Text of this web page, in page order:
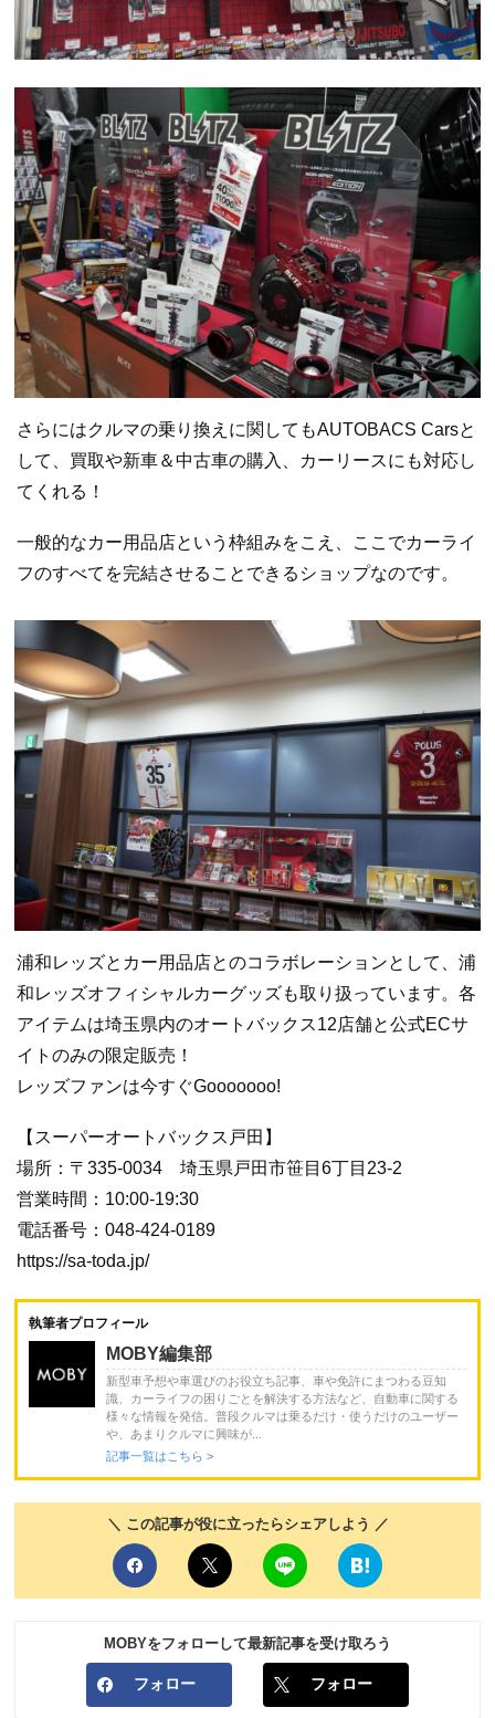
さらにはクルマの乗り換えに関してもAUTOBACS Carsと
して、買取や新車＆中古車の購入、カーリースにも対応し
てくれる！
一般的なカー用品店という枠組みをこえ、ここでカーライ
フのすべてを完結させることできるショップなのです。
浦和レッズとカー用品店とのコラボレーションとして、浦
和レッズオフィシャルカーグッズも取り扱っています。各
アイテムは埼玉県内のオートバックス12店舗と公式ECサ
イトのみの限定販売！
レッズファンは今すぐGooooooo!
【スーパーオートバックス戸田】
場所：〒335-0034 埼玉県戸田市笹目6丁目23-2
営業時間：10:00-19:30
電話番号：048-424-0189
https://sa-toda.jp/
執筆者プロフィール
MOBY編集部
新型車予想や車選びのお役立ち記事、車や免許にまつわる豆知
識、カーライフの困りごとを解決する方法など、自動車に関する
様々な情報を発信。普段クルマは乗るだけ・使うだけのユーザー
や、あまりクルマに興味が...
記事一覧はこちら >
＼ この記事が役に立ったらシェアしよう ／
MOBYをフォローして最新記事を受け取ろう
フォロー フォロー